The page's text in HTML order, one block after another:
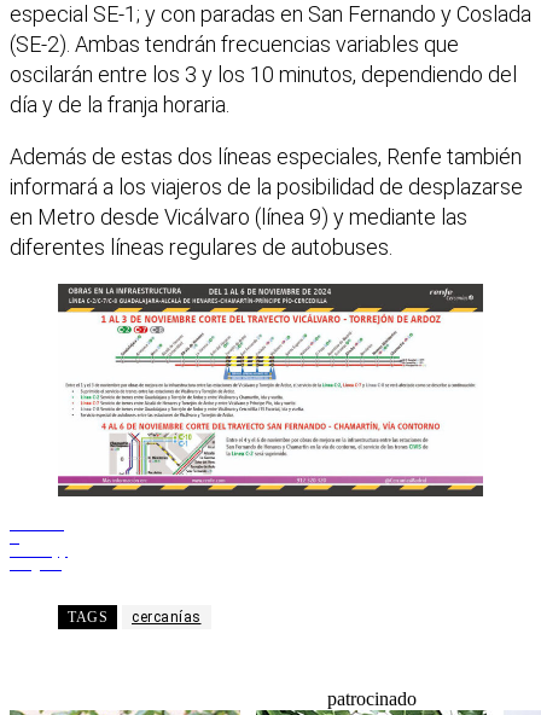
especial SE-1; y con paradas en San Fernando y Coslada
(SE-2). Ambas tendrán frecuencias variables que
oscilarán entre los 3 y los 10 minutos, dependiendo del
día y de la franja horaria.
Además de estas dos líneas especiales, Renfe también
informará a los viajeros de la posibilidad de desplazarse
en Metro desde Vicálvaro (línea 9) y mediante las
diferentes líneas regulares de autobuses.
TAGS cercanías
patrocinado